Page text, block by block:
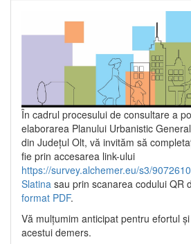
În cadrul procesului de consultare a
elaborarea Planului Urbanistic
din Județul Olt, vă invităm să
fie prin accesarea link-ului
https://survey.alchemer.eu/s3/
Slatina sau prin scanarea codului QR
format PDF.
Vă mulţumim anticipat pentru efortul
acestui demers.